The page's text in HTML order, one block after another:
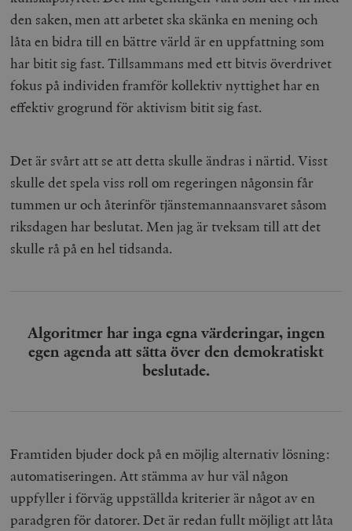
den saken, men att arbetet ska skänka en mening och
låta en bidra till en bättre värld är en uppfattning som
har bitit sig fast. Tillsammans med ett bitvis överdrivet
fokus på individen framför kollektiv nyttighet har en
effektiv grogrund för aktivism bitit sig fast.
Det är svårt att se att detta skulle ändras i närtid. Visst
skulle det spela viss roll om regeringen någonsin får
tummen ur och återinför tjänstemannaansvaret såsom
riksdagen har beslutat. Men jag är tveksam till att det
skulle rå på en hel tidsanda.
Algoritmer har inga egna värderingar, ingen
egen agenda att sätta över den demokratiskt
beslutade.
Framtiden bjuder dock på en möjlig alternativ lösning:
automatiseringen. Att stämma av hur väl någon
uppfyller i förväg uppställda kriterier är något av en
paradgren för datorer. Det är redan fullt möjligt att låta